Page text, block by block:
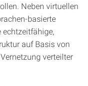
Neben virtuellen
basierte
echtzeitfähige,
auf Basis von
verteilter